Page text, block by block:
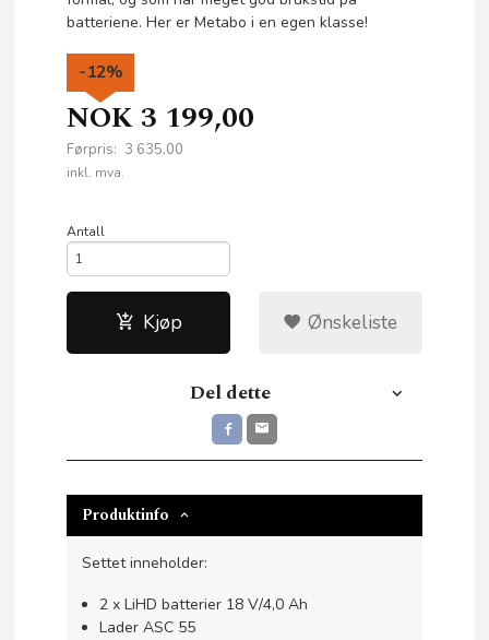
batteriene. Her er Metabo i en egen klasse!
NOK 3 199,00
Førpris: 3 635,00
Rabatt
-12%
inkl. mva.
Antall
Kjøp Ønskeliste
Del dette
Produktinfo
Settet inneholder:
2 x LiHD batterier 18 V/4,0 Ah
Lader ASC 55